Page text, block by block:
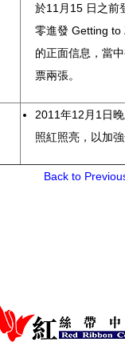
於11月15 日之前
零進發 Getting to
的正面信息，當
票兩張。
2011年12月1日
照紅照亮，以加
Back to